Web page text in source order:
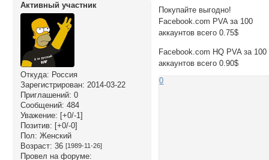
Активный участник
Откуда: Россия
Зарегистрирован: 2014-03-22
Приглашений: 0
Сообщений: 484
Уважение: [+0/-1]
Позитив: [+0/-0]
Пол: Женский
Возраст: 36 [1989-11-26]
Провел на форуме:
Покупайте выгодно!
Facebook.com PVA за 100
аккаунтов всего 0.75$
Facebook.com HQ PVA за 100
аккаунтов всего 0.90$
0